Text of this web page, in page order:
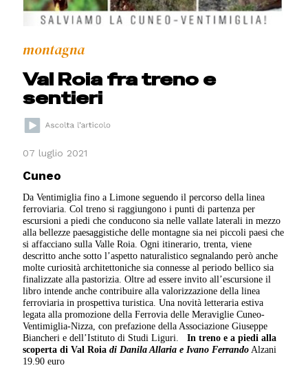
montagna
Val Roia fra treno e
sentieri
07 luglio 2021
Cuneo
Da Ventimiglia fino a Limone seguendo il percorso della linea
ferroviaria. Col treno si raggiungono i punti di partenza per
escursioni a piedi che conducono sia nelle vallate laterali in mezzo
alla bellezze paesaggistiche delle montagne sia nei piccoli paesi che
si affacciano sulla Valle Roia. Ogni itinerario, trenta, viene
descritto anche sotto l’aspetto naturalistico segnalando però anche
molte curiosità architettoniche sia connesse al periodo bellico sia
finalizzate alla pastorizia. Oltre ad essere invito all’escursione il
libro intende anche contribuire alla valorizzazione della linea
ferroviaria in prospettiva turistica. Una novità letteraria estiva
legata alla promozione della Ferrovia delle Meraviglie Cuneo-
Ventimiglia-Nizza, con prefazione della Associazione Giuseppe
Biancheri e dell’Istituto di Studi Liguri.In treno e a piedi alla
scoperta di Val Roiadi Danila Allaria e Ivano FerrandoAlzani
19.90 euro